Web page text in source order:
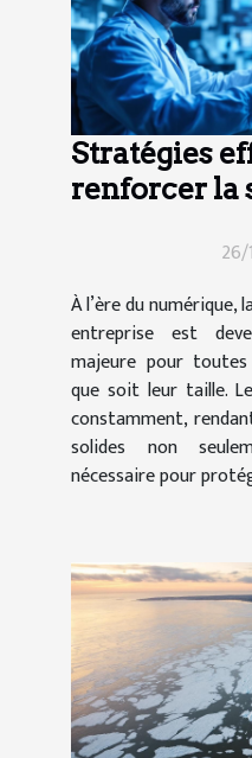
Stratégies
renforcer la
26/
À l’ère du
entreprise est
majeure pour
que soit leur taille.
constamment,
solides non
nécessaire pour